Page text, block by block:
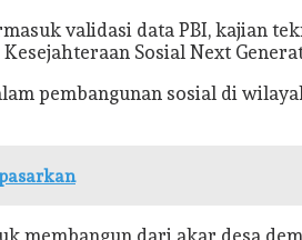
validasi data PBI, kajian
Sosial Next
pembangunan sosial di
membangun dari akar desa